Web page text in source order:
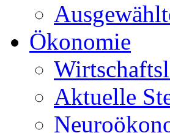
Ökonomie
Aktuelle